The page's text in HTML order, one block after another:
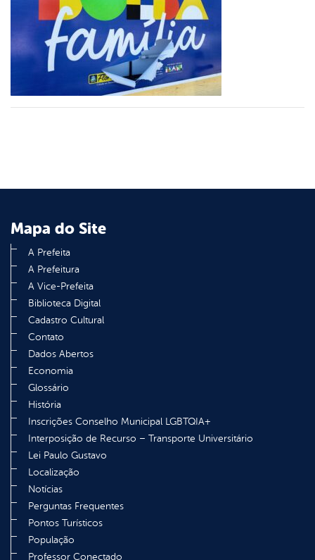
Mapa do Site
A Prefeita
A Prefeitura
A Vice-Prefeita
Biblioteca Digital
Cadastro Cultural
Contato
Dados Abertos
Economia
Glossário
História
Inscrições Conselho Municipal LGBTQIA+
Interposição de Recurso – Transporte Universitário
Lei Paulo Gustavo
Localização
Notícias
Perguntas Frequentes
Pontos Turísticos
População
Professor Conectado